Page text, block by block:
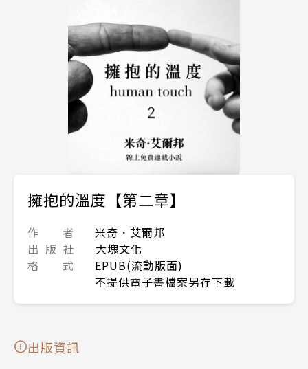
擁抱的溫度【第二章】
作 者
米奇．艾爾邦
出 版 社
大塊文化
格 式
EPUB(流動版面)
不提供電子書檔案另存下載
出版資訊